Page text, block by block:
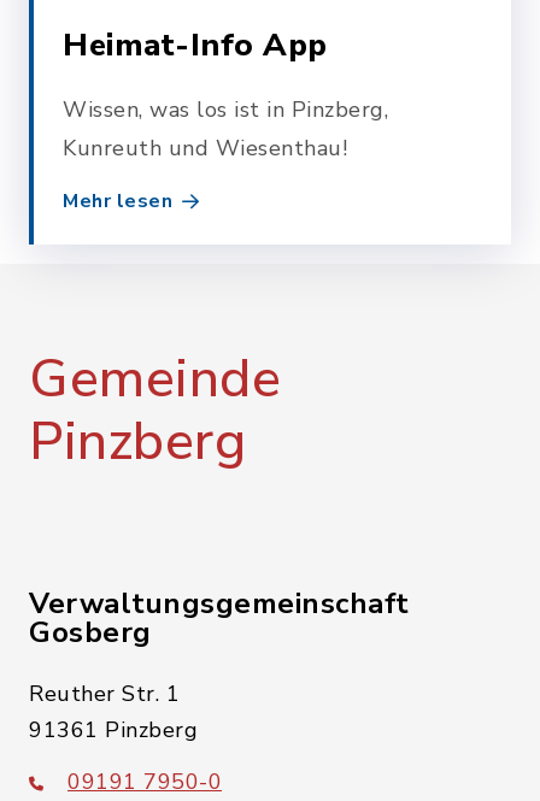
Heimat-Info App
Wissen, was los ist in Pinzberg,
Kunreuth und Wiesenthau!
Mehr lesen
Gemeinde
Pinzberg
Verwaltungsgemeinschaft
Gosberg
Reuther Str. 1
91361 Pinzberg
09191 7950-0